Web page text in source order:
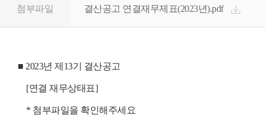
첨부파일 결산공고 연결재무제표(2023년).pdf
■ 2023년 제13기 결산공고
[연결 재무상태표]
* 첨부파일을 확인해주세요